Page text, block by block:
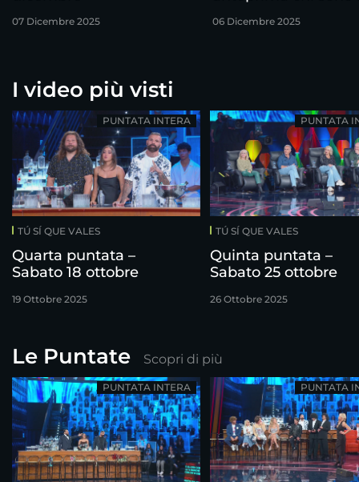
07 Dicembre 2025 06 Dicembre 2025
I video più visti
TÚ SÍ QUE VALES
Quarta puntata –
Sabato 18 ottobre
19 Ottobre 2025
PUNTATA INTERA
TÚ SÍ QUE VALES
Quinta puntata –
Sabato 25 ottobre
26 Ottobre 2025
PUNTATA
Le Puntate Scopri di più
PUNTATA INTERA PUNTATA